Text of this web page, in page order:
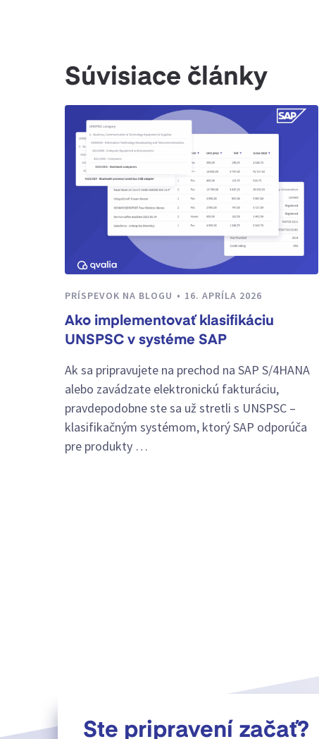
Súvisiace články
PRÍSPEVOK NA BLOGU 16. APRÍLA 2026
Ako implementovať klasifikáciu
UNSPSC v systéme SAP
Ak sa pripravujete na prechod na SAP S/4HANA
alebo zavádzate elektronickú fakturáciu,
pravdepodobne ste sa už stretli s UNSPSC –
klasifikačným systémom, ktorý SAP odporúča
pre produkty …
Ste pripravení začať?